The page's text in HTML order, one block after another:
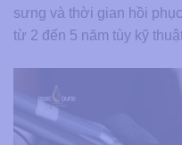
sưng và thời gian hồi
từ 2 đến 5 năm tùy kỹ